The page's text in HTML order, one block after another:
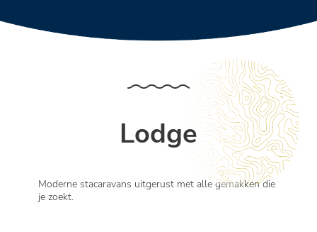
Lodge
Moderne stacaravans uitgerust met alle gemakken die
je zoekt.